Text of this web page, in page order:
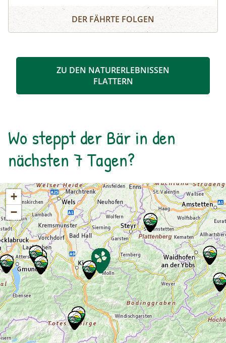
Wir gehen auf Tuchfühlung mit den pfiffigen
Wanderkameraden und erkunden gemeinsam
Geführte Lamatrekkingtour
DER FÄHRTE FOLGEN
ZU DEN NATURERLEBNISSEN
FLATTERN
Wo steppt der Bär in den
nächsten 7 Tagen?
+
−